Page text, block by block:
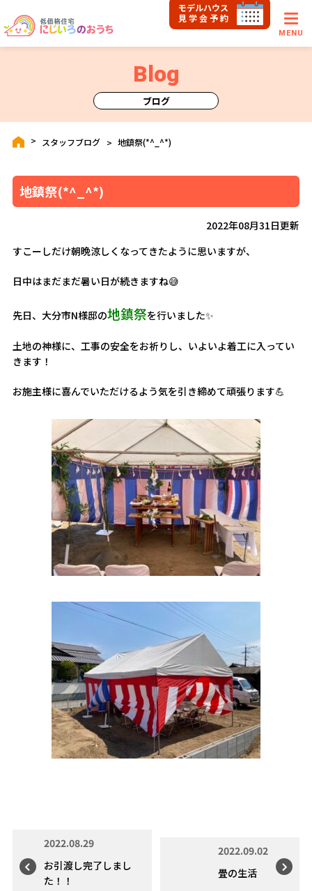
モデルハウス
見学会予約
MENU
ブログ
Blog
スタッフブログ 地鎮祭(*^_^*)
地鎮祭(*^_^*)
2022年08月31日更新
すこーしだけ朝晩涼しくなってきたように思いますが、
日中はまだまだ暑い日が続きますね😅
先日、大分市N様邸の地鎮祭を行いました✨
土地の神様に、工事の安全をお祈りし、いよいよ着工に入ってい
きます！
お施主様に喜んでいただけるよう気を引き締めて頑張ります💪
2022.08.29
お引渡し完了しまし
た！！
2022.09.02
畳の生活